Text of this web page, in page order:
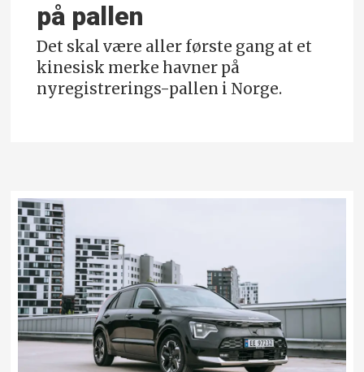
på pallen
Det skal være aller første gang at et
kinesisk merke havner på
nyregistrerings-pallen i Norge.